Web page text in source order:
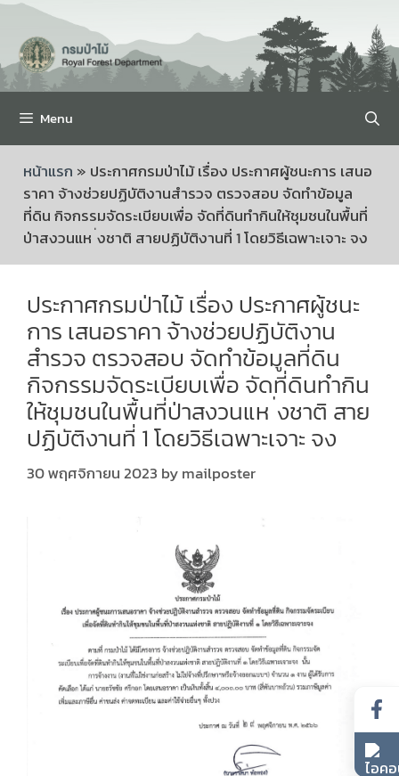
Menu
หน้าแรก » ประกาศกรมป่าไม้ เรื่อง ประกาศผู้ชนะการ เสนอ
ราคา จ้างช่วยปฏิบัติงานสำรวจ ตรวจสอบ จัดทำข้อมูล
ที่ดิน กิจกรรมจัดระเบียบเพื่อ จัดที่ดินทำกินให้ชุมชนในพื้นที่
ป่าสงวนแห ่งชาติ สายปฏิบัติงานที่ 1 โดยวิธีเฉพาะเจาะ จง
ประกาศกรมป่าไม้ เรื่อง ประกาศผู้ชนะ
การ เสนอราคา จ้างช่วยปฏิบัติงาน
สำรวจ ตรวจสอบ จัดทำข้อมูลที่ดิน
กิจกรรมจัดระเบียบเพื่อ จัดที่ดินทำกิน
ให้ชุมชนในพื้นที่ป่าสงวนแห ่งชาติ สาย
ปฏิบัติงานที่ 1 โดยวิธีเฉพาะเจาะ จง
30 พฤศจิกายน 2023 bymailposter